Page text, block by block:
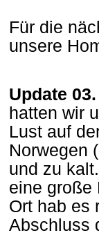
Für die
unsere
Update
hatten wir
Lust auf
Norwegen
und zu
eine große
Ort hab es
Abschluss